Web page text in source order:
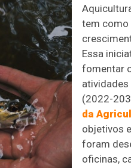
tem como
Essa
fomentar
(2022-
da
objetivos
foram
oficinas,